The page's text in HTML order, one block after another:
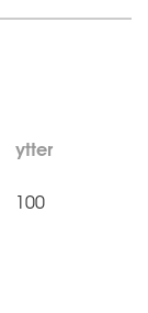
ytter
100